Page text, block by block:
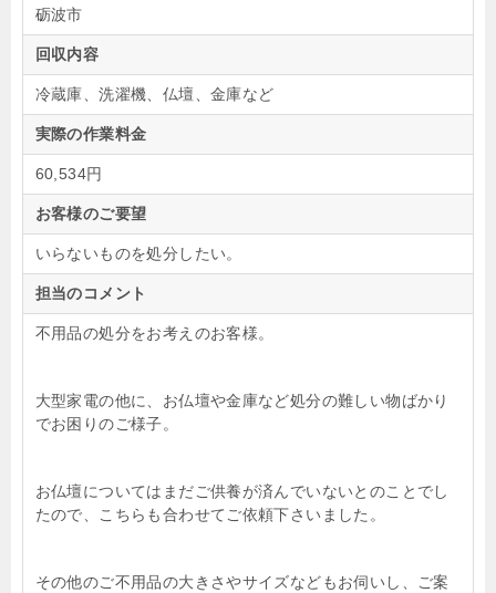
砺波市
回収内容
冷蔵庫、洗濯機、仏壇、金庫など
実際の作業料金
60,534円
お客様のご要望
いらないものを処分したい。
担当のコメント
不用品の処分をお考えのお客様。
大型家電の他に、お仏壇や金庫など処分の難しい物ばかり
でお困りのご様子。
お仏壇についてはまだご供養が済んでいないとのことでし
たので、こちらも合わせてご依頼下さいました。
その他のご不用品の大きさやサイズなどもお伺いし、ご案